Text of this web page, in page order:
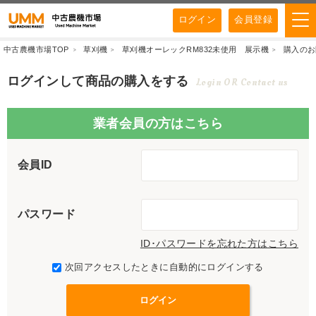
ログイン 会員登録
中古農機市場TOP 草刈機 草刈機オーレックRM832未使用 展示機 購入の
ログインして商品の購入をする Login OR Contact us
業者会員の方はこちら
会員ID
パスワード
ID･パスワードを忘れた方はこちら
次回アクセスしたときに自動的にログインする